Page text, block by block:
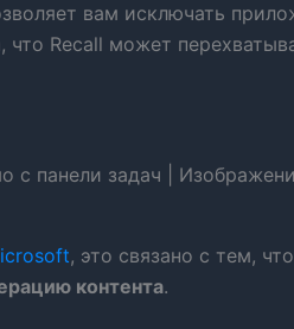
вам исключать
что Recall может
с панели задач |
, это связано с тем,
контента.